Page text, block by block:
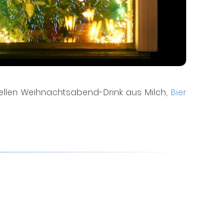
Weihnachtsabend-Drink aus Milch, Bier